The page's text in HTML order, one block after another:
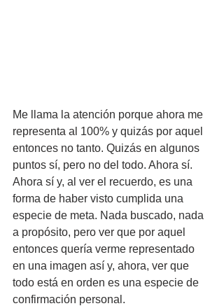
Me llama la atención porque ahora me
representa al 100% y quizás por aquel
entonces no tanto. Quizás en algunos
puntos sí, pero no del todo. Ahora sí.
Ahora sí y, al ver el recuerdo, es una
forma de haber visto cumplida una
especie de meta. Nada buscado, nada
a propósito, pero ver que por aquel
entonces quería verme representado
en una imagen así y, ahora, ver que
todo está en orden es una especie de
confirmación personal.